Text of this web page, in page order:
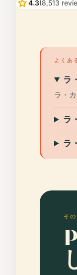
star4.3(8,513
よくあ
ラ
ラ・
ラ
ラ
そ